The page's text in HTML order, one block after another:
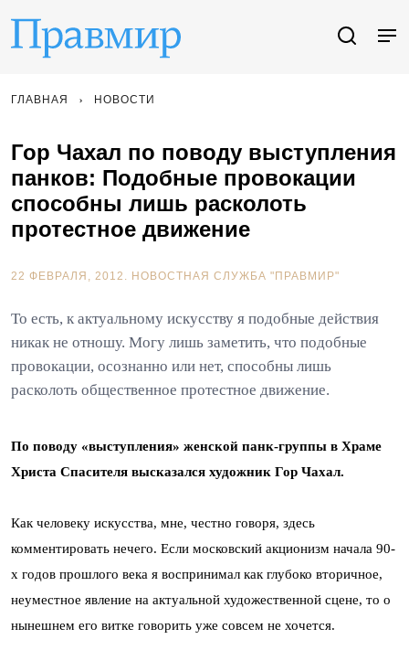
ГЛАВНАЯ НОВОСТИ
Гор Чахал по поводу выступления
панков: Подобные провокации
способны лишь расколоть
протестное движение
22 ФЕВРАЛЯ, 2012. НОВОСТНАЯ СЛУЖБА "ПРАВМИР"
То есть, к актуальному искусству я подобные действия
никак не отношу. Могу лишь заметить, что подобные
провокации, осознанно или нет, способны лишь
расколоть общественное протестное движение.
По поводу «выступления» женской панк-группы в Храме
Христа Спасителя высказался художник Гор Чахал.
Как человеку искусства, мне, честно говоря, здесь
комментировать нечего. Если московский акционизм начала 90-
х годов прошлого века я воспринимал как глубоко вторичное,
неуместное явление на актуальной художественной сцене, то о
нынешнем его витке говорить уже совсем не хочется.